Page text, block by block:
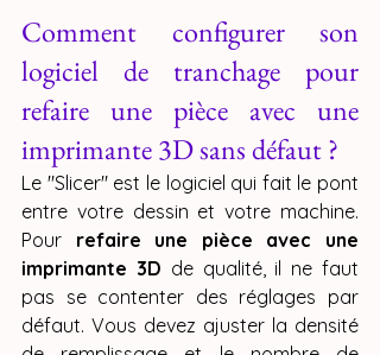
Comment configurer son
logiciel de tranchage pour
refaire une pièce avec une
imprimante 3D sans défaut ?
Le "Slicer" est le logiciel qui fait le pont
entre votre dessin et votre machine.
Pour refaire une pièce avec une
imprimante 3D de qualité, il ne faut
pas se contenter des réglages par
défaut. Vous devez ajuster la densité